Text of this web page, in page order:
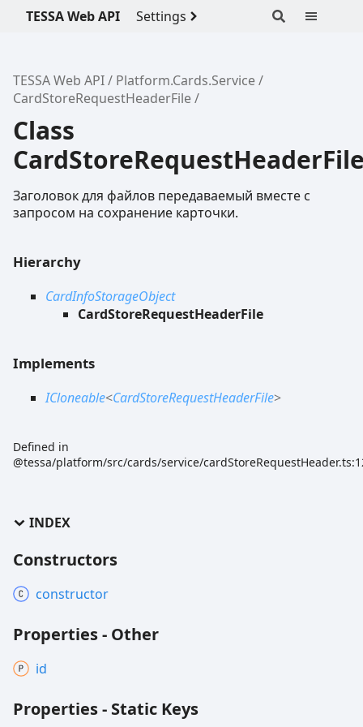
TESSA Web API Settings
TESSA Web API
Platform.Cards.Service
CardStoreRequestHeaderFile
Class
Заголовок для файлов передаваемый вместе с
запросом на сохранение карточки.
Hierarchy
CardInfoStorageObject
CardStoreRequestHeaderFile
Implements
ICloneable<CardStoreRequestHeaderFile>
Defined in
@tessa/platform/src/cards/service/
INDEX
Constructors
constructor
Properties - Other
id
Properties - Static Keys